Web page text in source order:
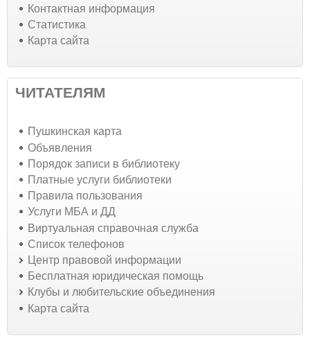
Контактная информация
Статистика
Карта сайта
ЧИТАТЕЛЯМ
Пушкинская карта
Объявления
Порядок записи в библиотеку
Платные услуги библиотеки
Правила пользования
Услуги МБА и ДД
Виртуальная справочная служба
Список телефонов
Центр правовой информации
Бесплатная юридическая помощь
Клубы и любительские объединения
Карта сайта